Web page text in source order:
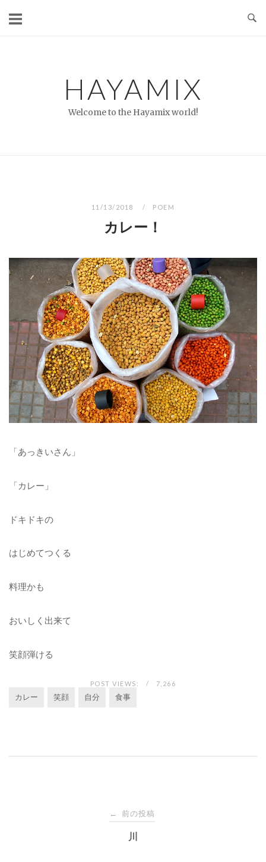
HAYAMIX
Welcome to the Hayamix world!
11/13/2018 POEM
カレー！
「あっきいさん」
「カレー」
ドキドキの
はじめてつくる
料理かも
おいしく出来て
笑顔弾ける
POST VIEWS: 7,266
カレー 笑顔 自分 食事
← 前の投稿
川